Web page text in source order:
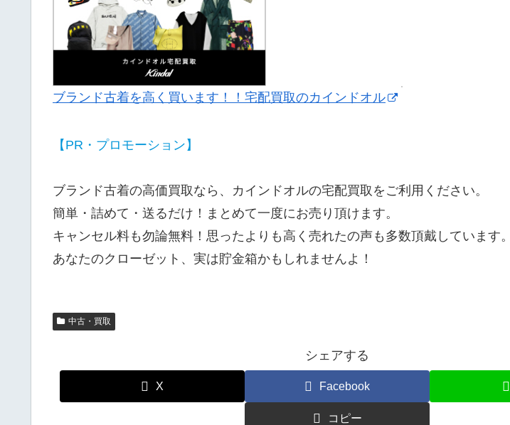
ブランド古着を高く買います！！宅配買取のカインドオル
【PR・プロモーション】
ブランド古着の高価買取なら、カインドオルの宅配買取をご利用ください。
簡単・詰めて・送るだけ！まとめて一度にお売り頂けます。
キャンセル料も勿論無料！思ったよりも高く売れたの声も多数頂戴しています。
あなたのクローゼット、実は貯金箱かもしれませんよ！
中古・買取
シェアする
X Facebook
コピー